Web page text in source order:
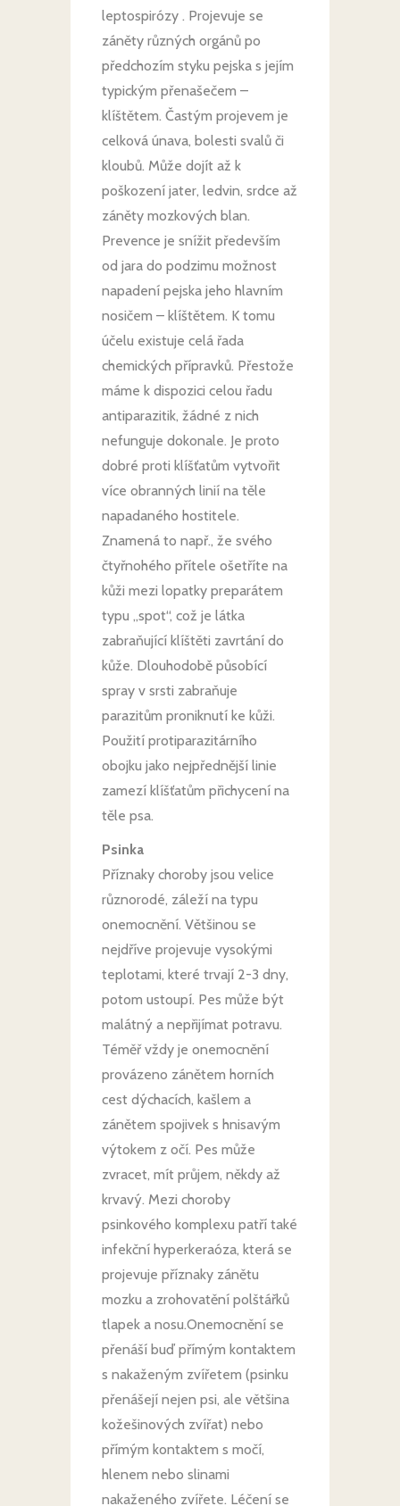
leptospirózy . Projevuje se
záněty různých orgánů po
předchozím styku pejska s jejím
typickým přenašečem –
klíštětem. Častým projevem je
celková únava, bolesti svalů či
kloubů. Může dojít až k
poškození jater, ledvin, srdce až
záněty mozkových blan.
Prevence je snížit především
od jara do podzimu možnost
napadení pejska jeho hlavním
nosičem – klíštětem. K tomu
účelu existuje celá řada
chemických přípravků. Přestože
máme k dispozici celou řadu
antiparazitik, žádné z nich
nefunguje dokonale. Je proto
dobré proti klíšťatům vytvořit
více obranných linií na těle
napadaného hostitele.
Znamená to např., že svého
čtyřnohého přítele ošetříte na
kůži mezi lopatky preparátem
typu „spot“, což je látka
zabraňující klíštěti zavrtání do
kůže. Dlouhodobě působící
spray v srsti zabraňuje
parazitům proniknutí ke kůži.
Použití protiparazitárního
obojku jako nejpřednější linie
zamezí klíšťatům přichycení na
těle psa.
Psinka
Příznaky choroby jsou velice
různorodé, záleží na typu
onemocnění. Většinou se
nejdříve projevuje vysokými
teplotami, které trvají 2-3 dny,
potom ustoupí. Pes může být
malátný a nepřijímat potravu.
Téměř vždy je onemocnění
provázeno zánětem horních
cest dýchacích, kašlem a
zánětem spojivek s hnisavým
výtokem z očí. Pes může
zvracet, mít průjem, někdy až
krvavý. Mezi choroby
psinkového komplexu patří také
infekční hyperkeraóza, která se
projevuje příznaky zánětu
mozku a zrohovatění polštářků
tlapek a nosu.Onemocnění se
přenáší buď přímým kontaktem
s nakaženým zvířetem (psinku
přenášejí nejen psi, ale většina
kožešinových zvířat) nebo
přímým kontaktem s močí,
hlenem nebo slinami
nakaženého zvířete. Léčení se